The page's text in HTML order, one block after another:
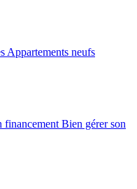
Appartements neufs
financement Bien gérer son